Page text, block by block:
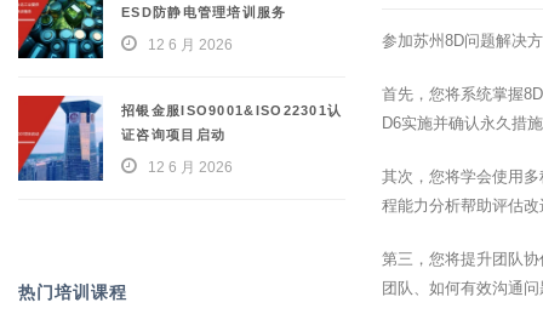
参加苏州8D问题解决
首先，您将系统掌握
D6实施并确认永久措
其次，您将学会使用
程能力分析帮助评估
第三，您将提升团队
团队、如何有效沟通
ESD防静电管理培训服务
12 6 月 2026
招银金服ISO9001&ISO22301认
证咨询项目启动
12 6 月 2026
热门培训课程